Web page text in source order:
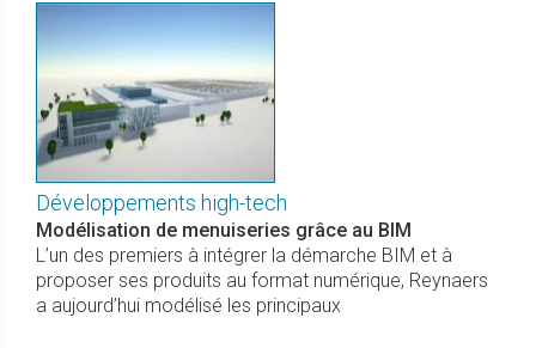
Développements high-tech
Modélisation de menuiseries grâce au BIM
L’un des premiers à intégrer la démarche BIM et à
proposer ses produits au format numérique, Reynaers
a aujourd’hui modélisé les principaux